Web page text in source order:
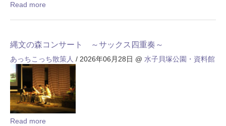
Read more
縄文の森コンサート ～サックス四重奏～
あっちこっち散策人 / 2026年06月28日 @ 水子貝塚公園・資料館
Read more